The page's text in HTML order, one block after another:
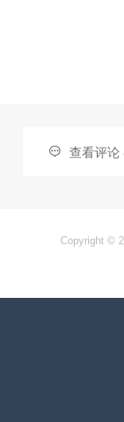
 查看评论
Copyright ©